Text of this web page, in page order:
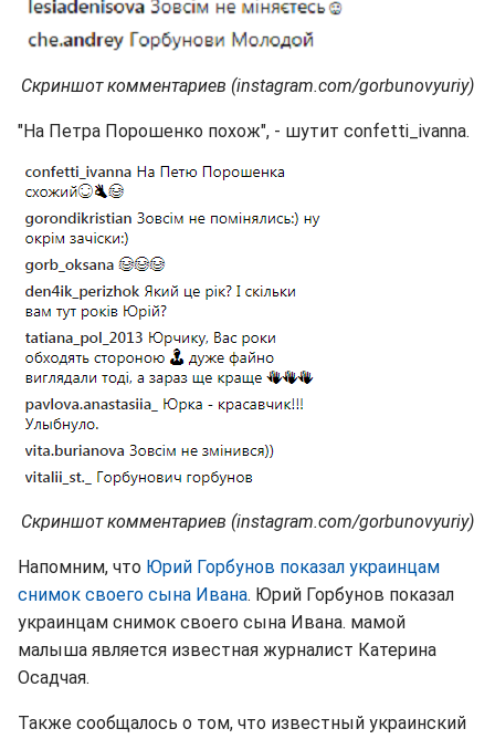
Скриншот комментариев (instagram.com/gorbunovyuriy)
"На Петра Порошенко похож", - шутит confetti_ivanna.
Скриншот комментариев (instagram.com/gorbunovyuriy)
Напомним, что Юрий Горбунов показал украинцам
снимок своего сына Ивана. Юрий Горбунов показал
украинцам снимок своего сына Ивана. мамой
малыша является известная журналист Катерина
Осадчая.
Также сообщалось о том, что известный украинский